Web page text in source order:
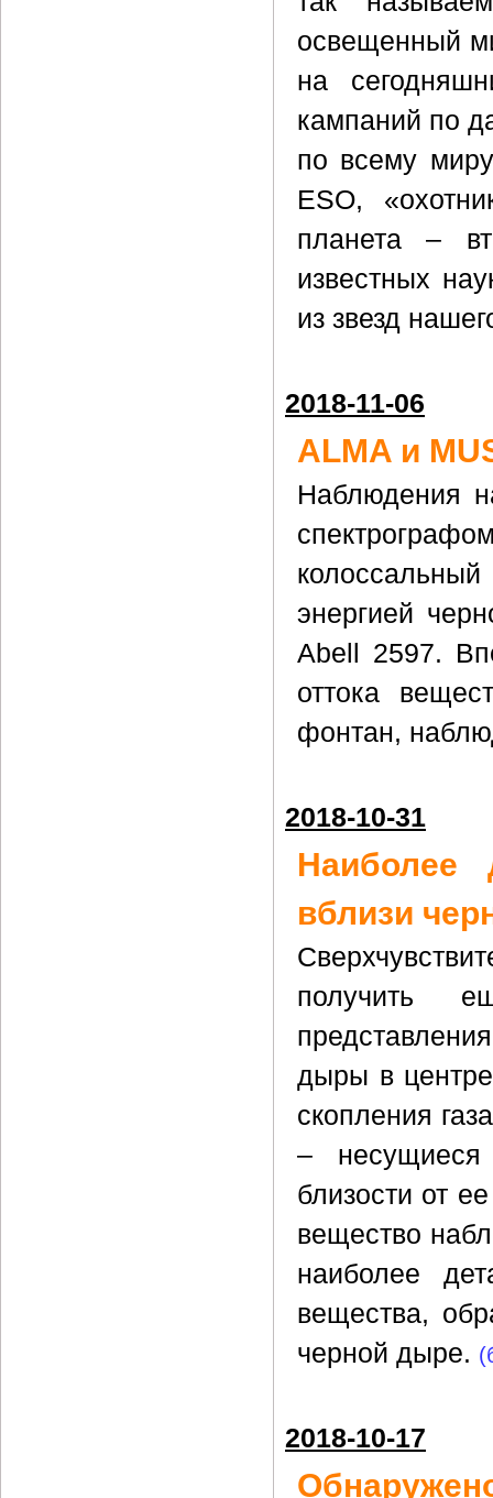
освещенный
на
кампаний по
по всему
ESO,
планета –
известных
из звезд
2018-11-06
ALMA и
Наблюдения
энергией
Abell 2597.
оттока
фонтан,
2018-10-31
Наиболее
вблизи
получить
дыры в
скопления
– несущиеся
близости от
вещество
наиболее
вещества,
черной дыре.
2018-10-17